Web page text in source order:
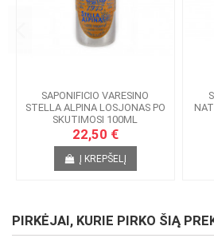
SAPONIFICIO VARESINO
STELLA ALPINA LOSJONAS PO
SKUTIMOSI 100ML
22,50 €
Į KREPŠELĮ
PIRKĖJAI, KURIE PIRKO ŠIĄ